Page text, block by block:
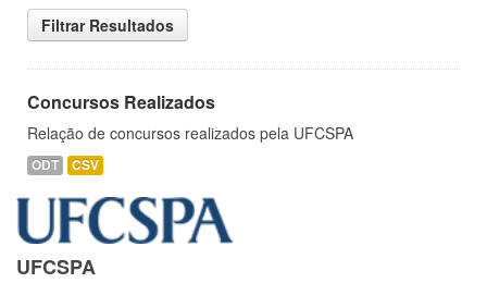
Filtrar Resultados
Concursos Realizados
Relação de concursos realizados pela UFCSPA
ODT CSV
UFCSPA